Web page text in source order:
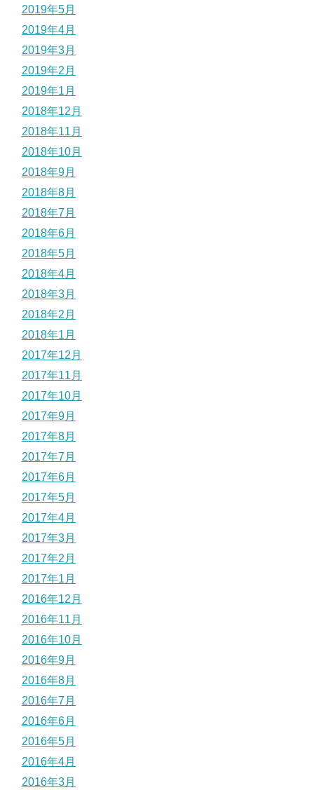
2019年5月
2019年4月
2019年3月
2019年2月
2019年1月
2018年12月
2018年11月
2018年10月
2018年9月
2018年8月
2018年7月
2018年6月
2018年5月
2018年4月
2018年3月
2018年2月
2018年1月
2017年12月
2017年11月
2017年10月
2017年9月
2017年8月
2017年7月
2017年6月
2017年5月
2017年4月
2017年3月
2017年2月
2017年1月
2016年12月
2016年11月
2016年10月
2016年9月
2016年8月
2016年7月
2016年6月
2016年5月
2016年4月
2016年3月